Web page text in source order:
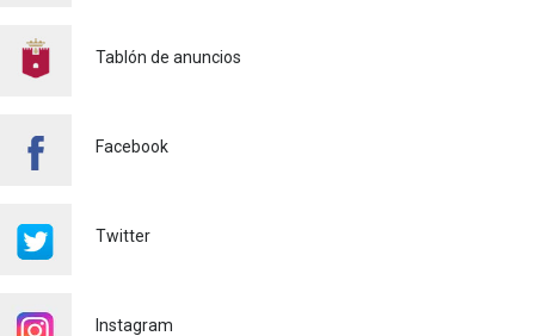
PAELLAS 2026
400 euros para disfrutar de
22/07/2026
Tablón de anuncios
Facebook
Twitter
Instagram